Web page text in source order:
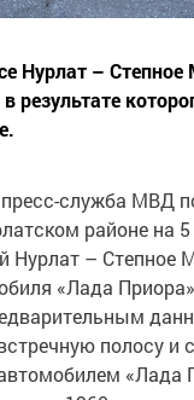
Нурлат –
результате
служба МВД
районе на
Нурлат – Степное
«Лада
полосу и
«Лада